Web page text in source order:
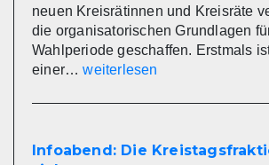
neuen Kreisrätinnen und Kreisräte
die organisatorischen Grundlagen
Wahlperiode geschaffen. Erstmals
einer…AfD
im
Miltenberg
weiterlesen
Infoabend: Die